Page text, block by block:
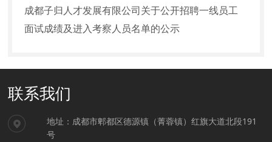
成都子归人才发展有限公司关于公开招聘一线员工
面试成绩及进入考察人员名单的公示
联系我们
地址：成都市郫都区德源镇（菁蓉镇）红旗大道北段191
号